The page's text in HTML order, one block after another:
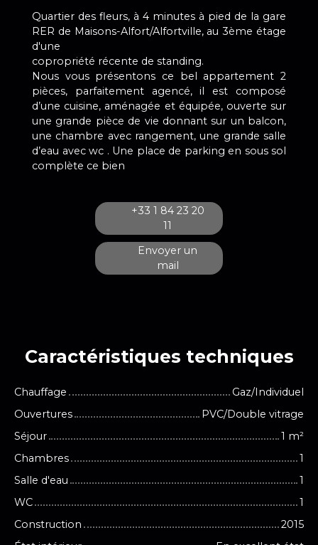
Quartier des fleurs, à 4 minutes à pied de la gare
RER de Maisons-Alfort/Alfortville, au 3ème étage
d'une
copropriété récente de standing.
Nous vous présentons ce bel appartement 2
pièces, parfaitement agencé, il est composé
d’une cuisine, aménagée et équipée, ouverte sur
une grande pièce de vie donnant sur un balcon,
une chambre avec rangement, une grande salle
d’eau avec wc . Une place de parking en sous sol
complète ce bien
+33 1 84 23 20
11
Envoyer un
mail
Caractéristiques techniques
Chauffage
Gaz/Individuel
Ouvertures
PVC/Double vitrage
Séjour
1 m²
Chambres
1
Salle d'eau
1
WC
1
Construction
2015